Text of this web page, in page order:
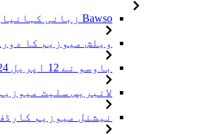
Bawso زبانی کہانیاں لانچ ایونٹ
ویلش میوزیم کا
باوسو نے 12 اپریل 2024 کو نارتھ ویلز میں للنبیرس میوزیم کا دورہ کیا۔
لانبریس سلیٹ
نیشنل میوزیم